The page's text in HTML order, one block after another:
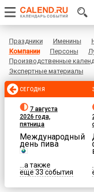
Праздники Именины
Компании
Персоны
Производственные
Экспертные материалы
СЕГОДНЯ
7 августа
2026 года,
пятница
Международный
день пива
...а также
еще 33 события